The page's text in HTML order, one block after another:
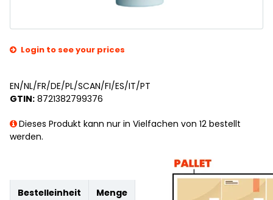
Login to see your prices
EN/NL/FR/DE/PL/SCAN/FI/ES/IT/PT
GTIN: 8721382799376
Dieses Produkt kann nur in Vielfachen von 12 bestellt
werden.
Bestelleinheit Menge